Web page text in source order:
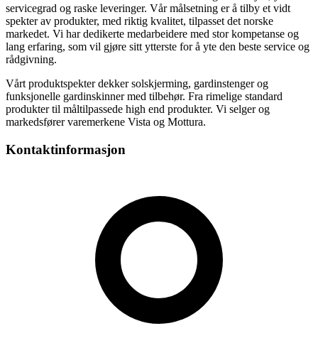
servicegrad og raske leveringer. Vår målsetning er å tilby et vidt
spekter av produkter, med riktig kvalitet, tilpasset det norske
markedet. Vi har dedikerte medarbeidere med stor kompetanse og
lang erfaring, som vil gjøre sitt ytterste for å yte den beste service og
rådgivning.
Vårt produktspekter dekker solskjerming, gardinstenger og
funksjonelle gardinskinner med tilbehør. Fra rimelige standard
produkter til måltilpassede high end produkter. Vi selger og
markedsfører varemerkene Vista og Mottura.
Kontaktinformasjon